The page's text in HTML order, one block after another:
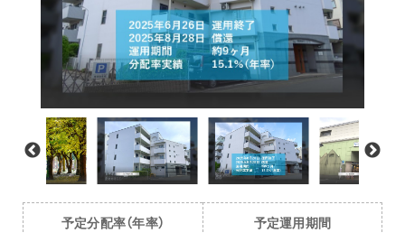
予定分配率（年率） 予定運用期間